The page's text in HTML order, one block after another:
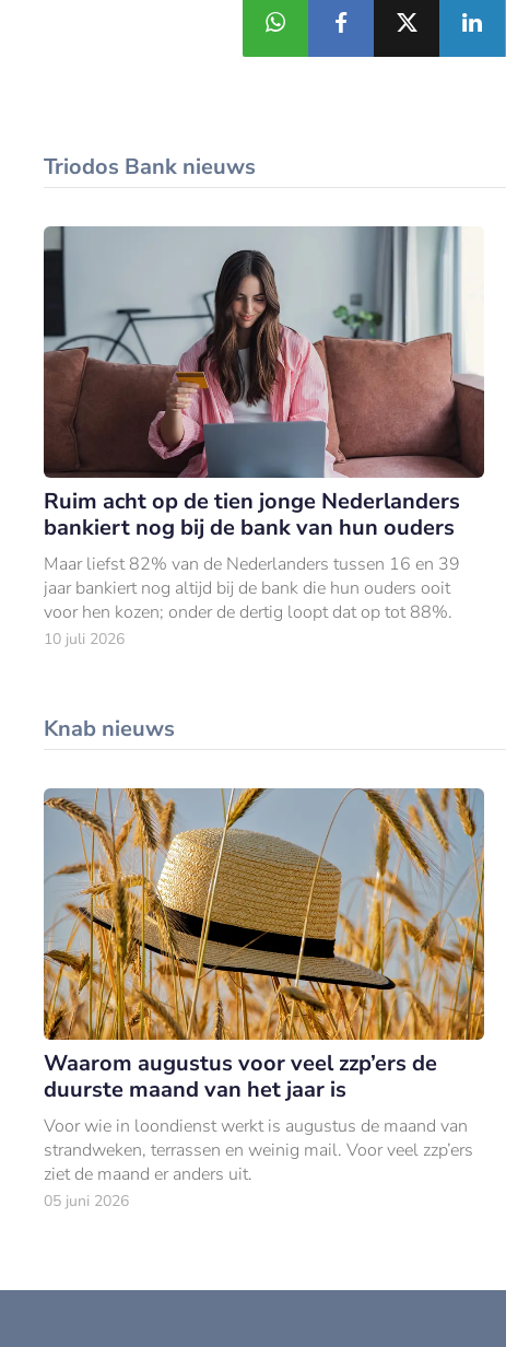
Triodos Bank nieuws
Ruim acht op de tien jonge Nederlanders
bankiert nog bij de bank van hun ouders
Maar liefst 82% van de Nederlanders tussen 16 en 39
jaar bankiert nog altijd bij de bank die hun ouders ooit
voor hen kozen; onder de dertig loopt dat op tot 88%.
10 juli 2026
Knab nieuws
Waarom augustus voor veel zzp’ers de
duurste maand van het jaar is
Voor wie in loondienst werkt is augustus de maand van
strandweken, terrassen en weinig mail. Voor veel zzp’ers
ziet de maand er anders uit.
05 juni 2026